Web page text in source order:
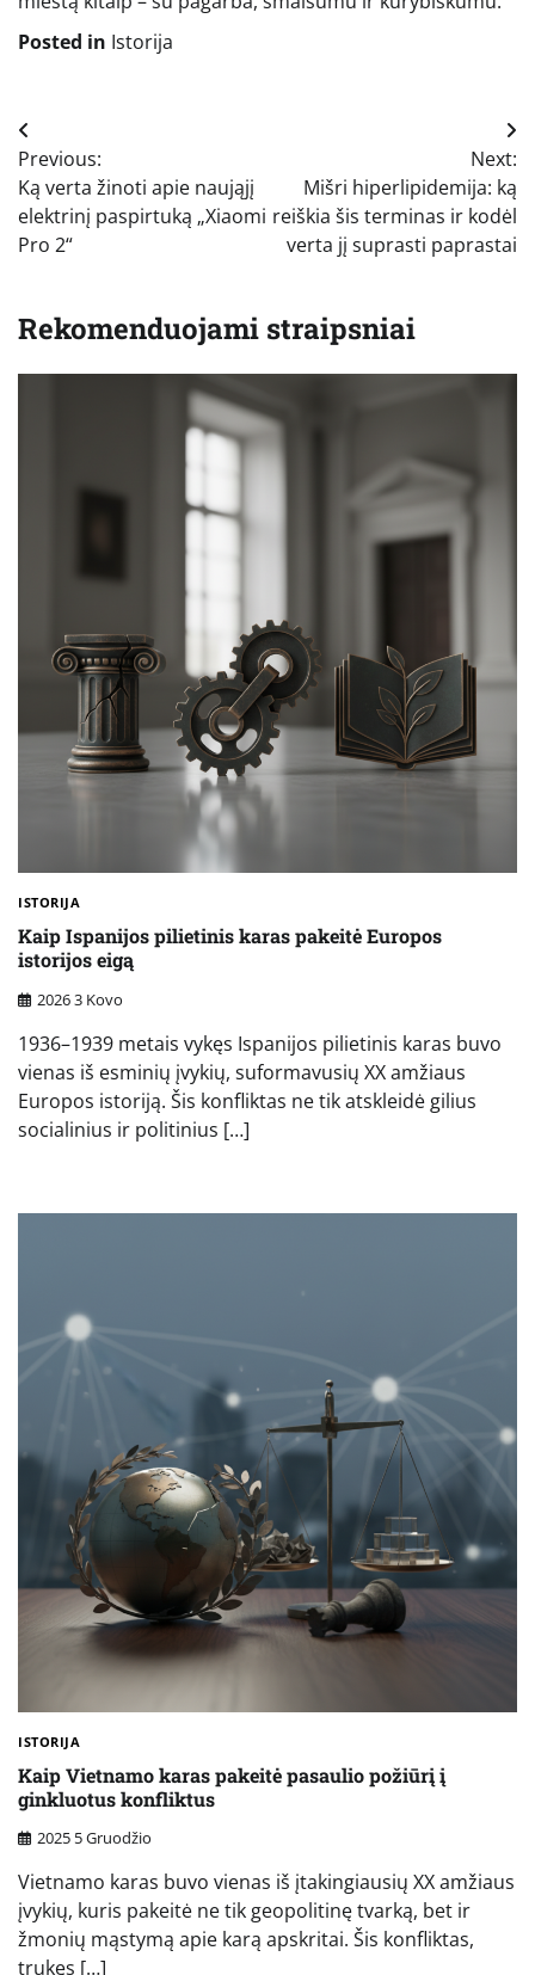
Posted in Istorija
Navigacija
tarp
įrašų
Previous:
Ką verta žinoti apie naująjį
elektrinį paspirtuką „Xiaomi
Pro 2“
Next:
Mišri hiperlipidemija: ką
reiškia šis terminas ir kodėl
verta jį suprasti paprastai
Rekomenduojami straipsniai
ISTORIJA
Kaip Ispanijos pilietinis karas pakeitė Europos
istorijos eigą
2026 3 Kovo
1936–1939 metais vykęs Ispanijos pilietinis karas buvo
vienas iš esminių įvykių, suformavusių XX amžiaus
Europos istoriją. Šis konfliktas ne tik atskleidė gilius
socialinius ir politinius […]
ISTORIJA
Kaip Vietnamo karas pakeitė pasaulio požiūrį į
ginkluotus konfliktus
2025 5 Gruodžio
Vietnamo karas buvo vienas iš įtakingiausių XX amžiaus
įvykių, kuris pakeitė ne tik geopolitinę tvarką, bet ir
žmonių mąstymą apie karą apskritai. Šis konfliktas,
trukęs […]